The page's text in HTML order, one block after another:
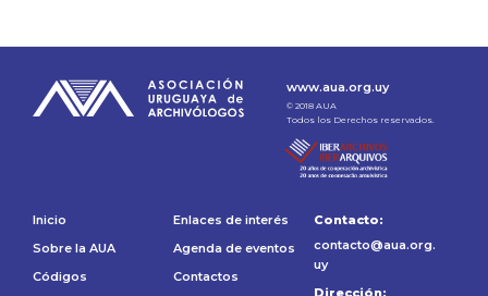
www.aua.org.uy
© 2018 AUA
Todos los Derechos reservados.
Inicio
Sobre la AUA
Códigos
Enlaces de interés
Agenda de eventos
Contactos
Contacto:
contacto@aua.org.
uy
Dirección: